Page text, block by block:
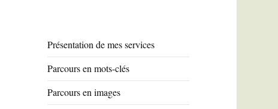
Présentation de mes services
Parcours en mots-clés
Parcours en images